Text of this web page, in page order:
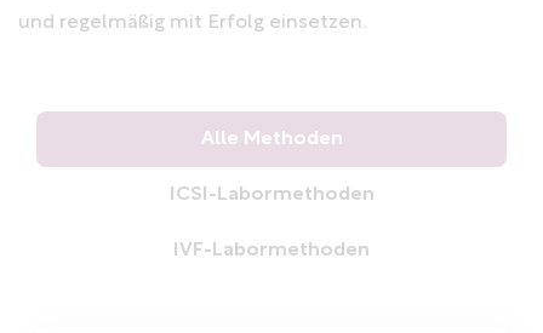
und regelmäßig mit Erfolg einsetzen.
Alle Methoden
ICSI-Labormethoden
IVF-Labormethoden